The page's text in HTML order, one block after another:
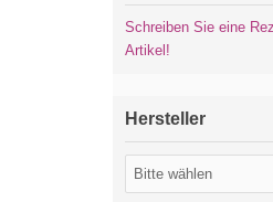
Schreiben Sie eine
Artikel!
Hersteller